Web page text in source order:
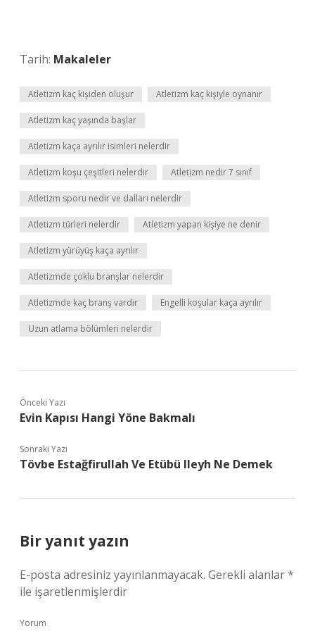
Tarih: Makaleler
Atletizm kaç kişiden oluşur Atletizm kaç kişiyle oynanır
Atletizm kaç yaşında başlar
Atletizm kaça ayrılır isimleri nelerdir
Atletizm koşu çeşitleri nelerdir Atletizm nedir 7 sınıf
Atletizm sporu nedir ve dalları nelerdir
Atletizm türleri nelerdir Atletizm yapan kişiye ne denir
Atletizm yürüyüş kaça ayrılır
Atletizmde çoklu branşlar nelerdir
Atletizmde kaç branş vardır Engelli koşular kaça ayrılır
Uzun atlama bölümleri nelerdir
Önceki Yazı
Evin Kapısı Hangi Yöne Bakmalı
Sonraki Yazı
Tövbe Estağfirullah Ve Etübü Ileyh Ne Demek
Bir yanıt yazın
E-posta adresiniz yayınlanmayacak. Gerekli alanlar*
ile işaretlenmişlerdir
Yorum